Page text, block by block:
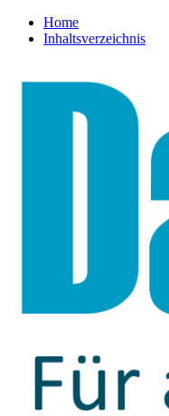
Home
Inhaltsverzeichnis